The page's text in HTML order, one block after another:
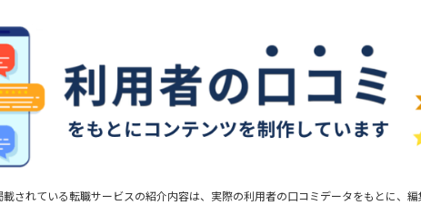
されている転職サービスの紹介内容は、実際の利用者の口コミデータをもとに、